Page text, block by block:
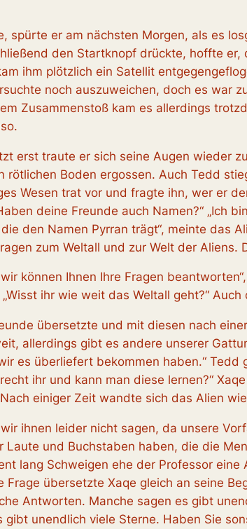
spürte er am nächsten Morgen, als es
den Startknopf drückte, hoffte
ihm plötzlich ein Satellit
noch auszuweichen, doch es war
Zusammenstoß kam es allerdings
erst traute er sich seine Augen wieder
Boden ergossen. Auch Tedd
Wesen trat vor und fragte ihn, wer er
deine Freunde auch Namen?“ „Ich
den Namen Pyrran trägt“, meinte das
zum Weltall und zur Welt der Aliens.
können Ihnen Ihre Fragen
ihr wie weit das Weltall geht?“
übersetzte und mit diesen nach
allerdings gibt es andere unserer
es überliefert bekommen haben.“
ihr und kann man diese lernen?“
einiger Zeit wandte sich das Alien
ihnen leider nicht sagen, da unsere
und Buchstaben haben, die die
lang Schweigen ehe der Professor
Frage übersetzte Xaqe gleich an seine
Antworten. Manche sagen es gibt
unendlich viele Sterne. Haben Sie